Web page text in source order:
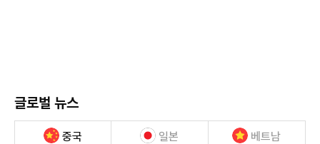
글로벌 뉴스
중국 일본 베트남